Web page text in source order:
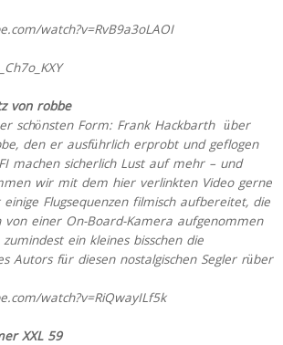
watch?v=RvB9a3oLAOI
von robbe
schönsten Form: Frank Hackbarth über
den er ausführlich erprobt und geflogen
machen sicherlich Lust auf mehr – und
wir mit dem hier verlinkten Video gerne
einige Flugsequenzen filmisch aufbereitet, die
einer On-Board-Kamera aufgenommen
ein kleines bisschen die
Autors für diesen nostalgischen Segler rüber
watch?v=RiQwayILf5k
XXL 59